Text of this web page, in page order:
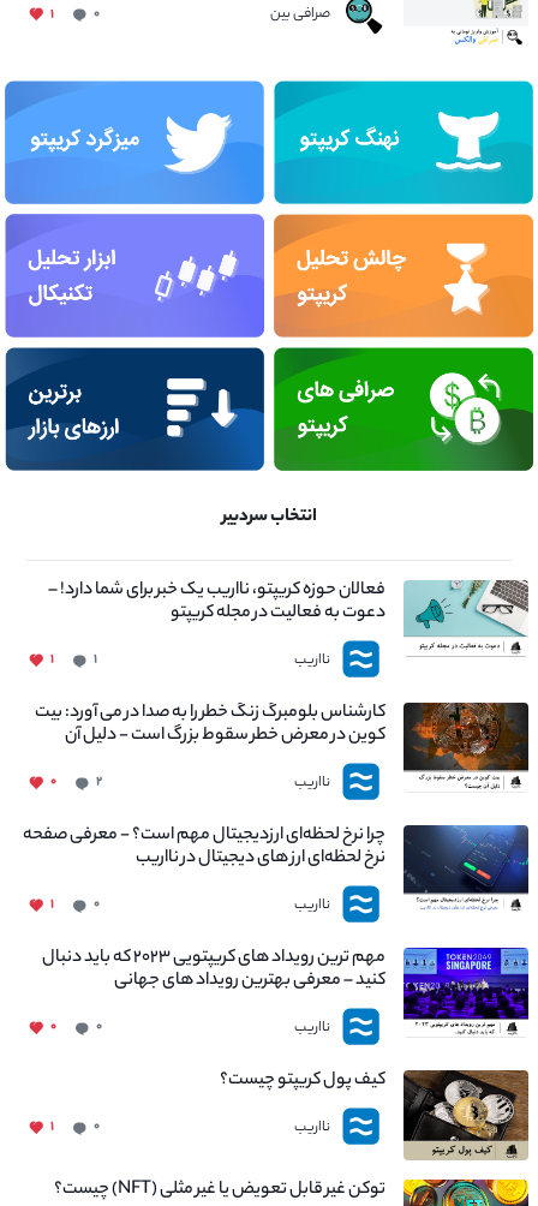
صرافی بین ۰ ۱
انتخاب سردبیر
فعالان حوزه کریپتو، نااریب یک خبر برای شما دارد! –
دعوت به فعالیت در مجله کریپتو
نااریب ۱ ۱
کارشناس بلومبرگ زنگ خطر را به صدا در می آورد: بیت
کوین در معرض خطر سقوط بزرگ است - دلیل آن
چیست؟
نااریب ۲ ۰
چرا نرخ لحظه‌ای ارزدیجیتال مهم است؟ - معرفی صفحه
نرخ لحظه‌ای ارز های دیجیتال در نااریب
نااریب ۰ ۱
مهم ترین رویداد های کریپتویی ۲۰۲۳ که باید دنبال
کنید – معرفی بهترین رویداد های جهانی
نااریب ۰ ۰
کیف پول کریپتو چیست؟
نااریب ۰ ۱
توکن غیر قابل تعویض یا غیر مثلی (NFT) چیست؟